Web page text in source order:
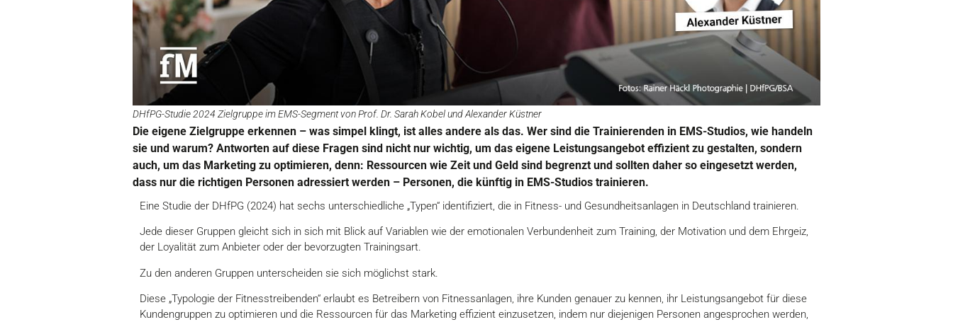
DHfPG-Studie 2024 Zielgruppe im EMS-Segment von Prof. Dr. Sarah Kobel und Alexander Küstner
Die eigene Zielgruppe erkennen – was simpel klingt, ist alles andere als das. Wer sind die Trainierenden in EMS-Studios, wie handeln
sie und warum? Antworten auf diese Fragen sind nicht nur wichtig, um das eigene Leistungsangebot effizient zu gestalten, sondern
auch, um das Marketing zu optimieren, denn: Ressourcen wie Zeit und Geld sind begrenzt und sollten daher so eingesetzt werden,
dass nur die richtigen Personen adressiert werden – Personen, die künftig in EMS-Studios trainieren.
Eine Studie der DHfPG (2024) hat sechs unterschiedliche „Typen“ identifiziert, die in Fitness- und Gesundheitsanlagen in Deutschland trainieren.
Jede dieser Gruppen gleicht sich in sich mit Blick auf Variablen wie der emotionalen Verbundenheit zum Training, der Motivation und dem Ehrgeiz,
der Loyalität zum Anbieter oder der bevorzugten Trainingsart.
Zu den anderen Gruppen unterscheiden sie sich möglichst stark.
Diese „Typologie der Fitnesstreibenden“ erlaubt es Betreibern von Fitnessanlagen, ihre Kunden genauer zu kennen, ihr Leistungsangebot für diese
Kundengruppen zu optimieren und die Ressourcen für das Marketing effizient einzusetzen, indem nur diejenigen Personen angesprochen werden,